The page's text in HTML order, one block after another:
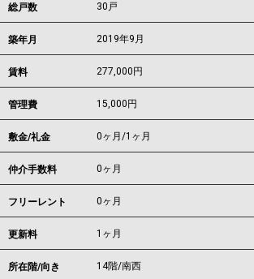
総戸数 30戸
築年月 2019年9月
賃料 277,000 円
管理費 15,000円
敷金/礼金 0ヶ月/1ヶ月
仲介手数料 0ヶ月
フリーレント 0ヶ月
更新料 1ヶ月
所在階/向き 14階/南西